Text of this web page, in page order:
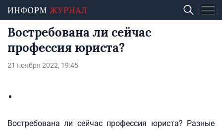
Востребована ли сейчас
профессия юриста?
21 ноября 2022, 19:45
Востребована ли сейчас профессия юриста? Разные